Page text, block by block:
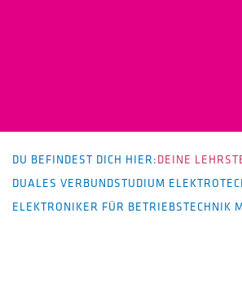
DU BEFINDEST DICH HIER:DEINE
DUALES VERBUNDSTUDIUM
ELEKTRONIKER FÜR BETRIEBSTECHNIK